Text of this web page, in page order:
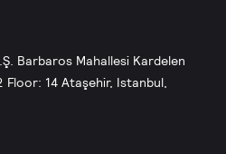
Barbaros Mahallesi Kardelen
Floor: 14 Ataşehir, Istanbul,